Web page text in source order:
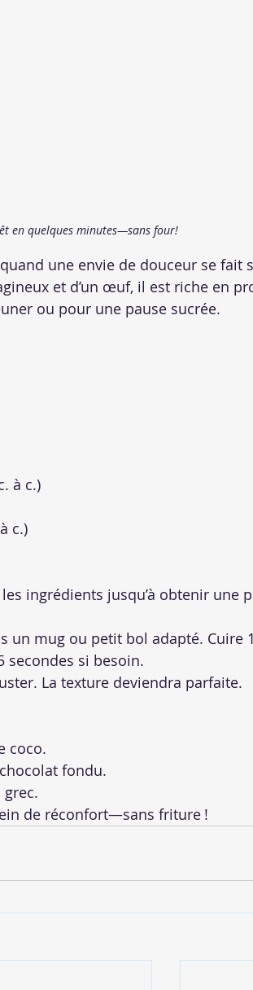
en quelques minutes—sans four!
une envie de douceur se fait
et d’un œuf, il est riche en
ou pour une pause sucrée.
à c.)
c.)
ingrédients jusqu’à obtenir une
un mug ou petit bol adapté. Cuire
secondes si besoin.
La texture deviendra parfaite.
coco.
fondu.
de réconfort—sans friture !